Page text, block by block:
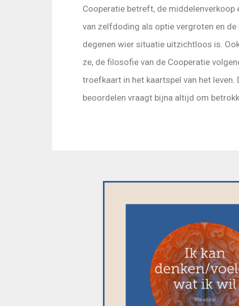
Cooperatie betreft, de
van zelfdoding als optie vergroten en
degenen wier situatie uitzichtloos is.
ze, de filosofie van de Cooperatie
troefkaart in het kaartspel van het
beoordelen vraagt bijna altijd om